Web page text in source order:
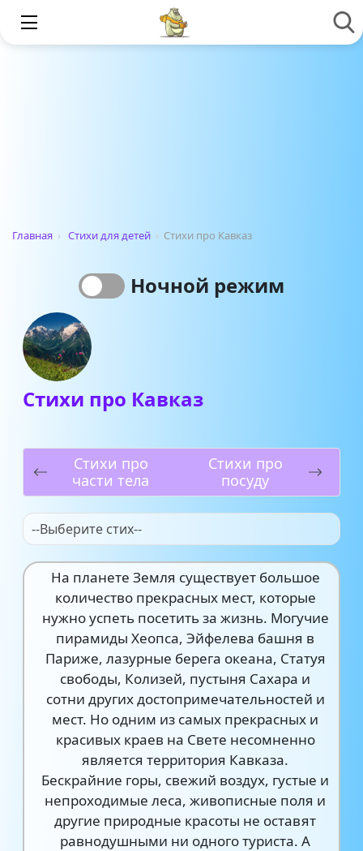
Главная › Стихи для детей › Стихи про Кавказ
Ночной режим
Стихи про Кавказ
Стихи про
части тела
Стихи про
посуду
--Выберите стих--
На планете Земля существует большое
количество прекрасных мест, которые
нужно успеть посетить за жизнь. Могучие
пирамиды Хеопса, Эйфелева башня в
Париже, лазурные берега океана, Статуя
свободы, Колизей, пустыня Сахара и
сотни других достопримечательностей и
мест. Но одним из самых прекрасных и
красивых краев на Свете несомненно
является территория Кавказа.
Бескрайние горы, свежий воздух, густые и
непроходимые леса, живописные поля и
другие природные красоты не оставят
равнодушными ни одного туриста. А